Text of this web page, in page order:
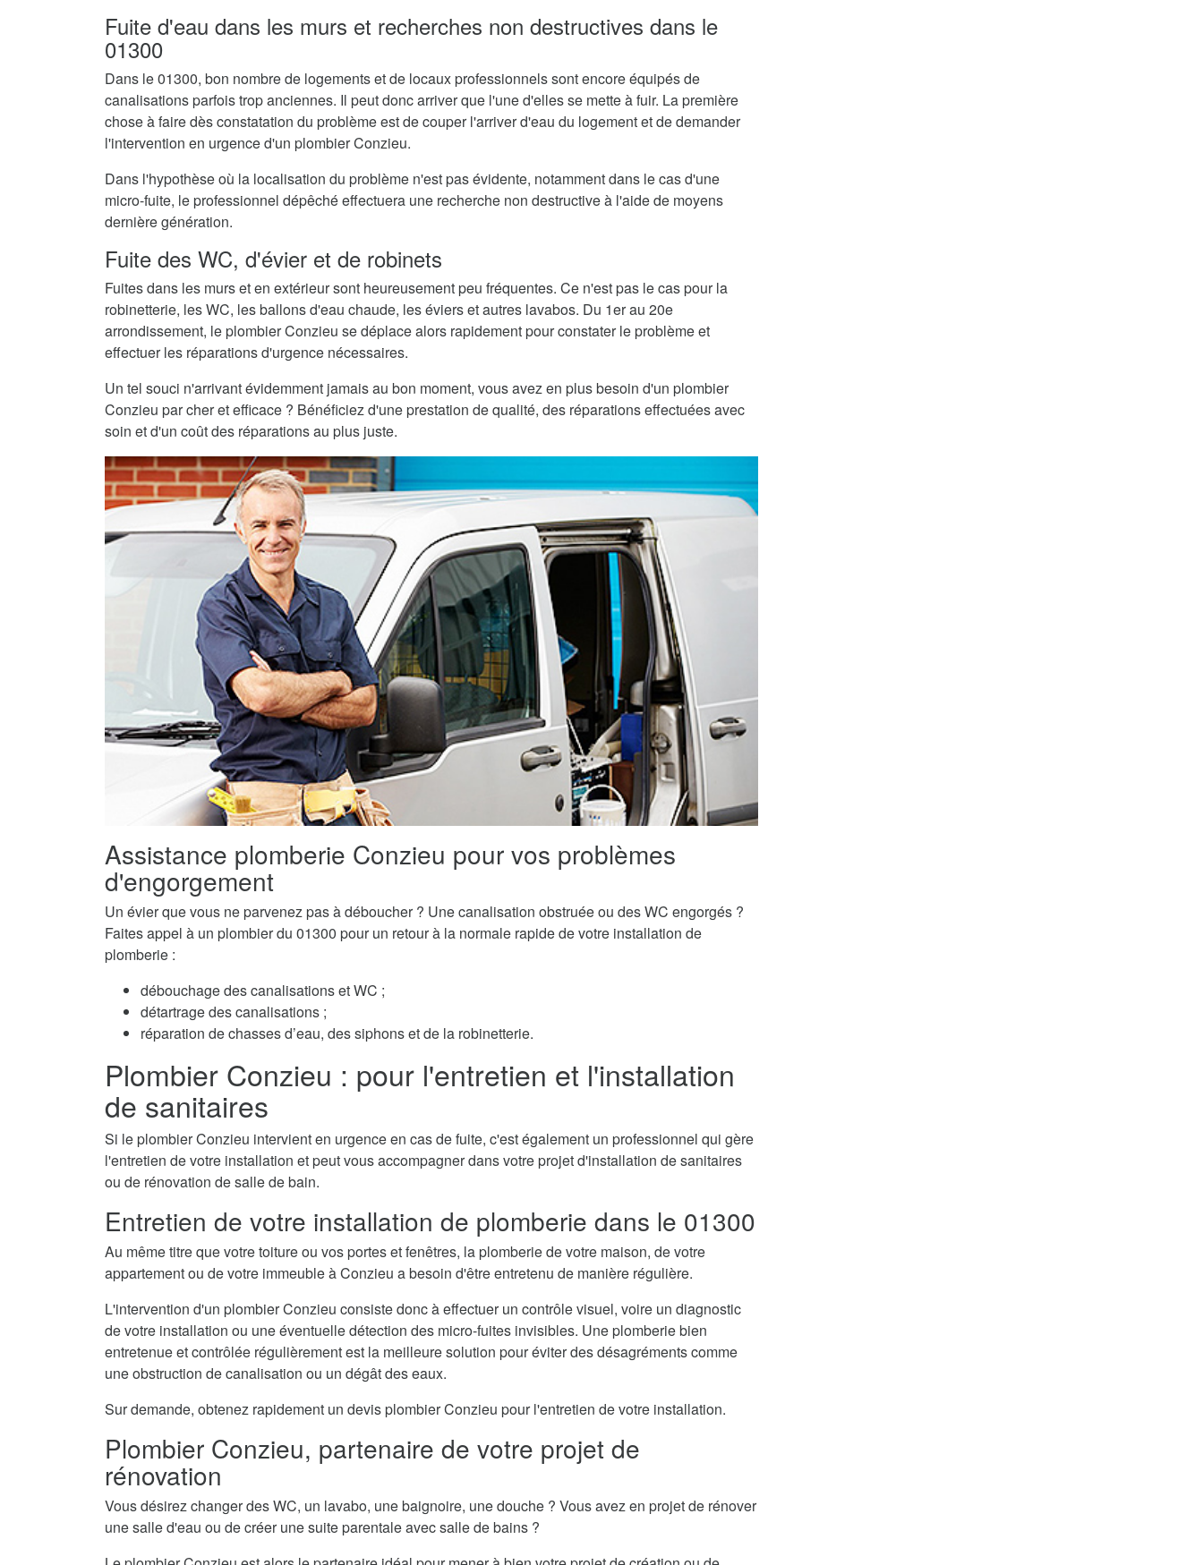
Fuite d'eau dans les murs et recherches non destructives dans le
01300
Dans le 01300, bon nombre de logements et de locaux professionnels sont encore équipés de
canalisations parfois trop anciennes. Il peut donc arriver que l'une d'elles se mette à fuir. La première
chose à faire dès constatation du problème est de couper l'arriver d'eau du logement et de demander
l'intervention en urgence d'un plombier Conzieu.
Dans l'hypothèse où la localisation du problème n'est pas évidente, notamment dans le cas d'une
micro-fuite, le professionnel dépêché effectuera une recherche non destructive à l'aide de moyens
dernière génération.
Fuite des WC, d'évier et de robinets
Fuites dans les murs et en extérieur sont heureusement peu fréquentes. Ce n'est pas le cas pour la
robinetterie, les WC, les ballons d'eau chaude, les éviers et autres lavabos. Du 1er au 20e
arrondissement, le plombier Conzieu se déplace alors rapidement pour constater le problème et
effectuer les réparations d'urgence nécessaires.
Un tel souci n'arrivant évidemment jamais au bon moment, vous avez en plus besoin d'un plombier
Conzieu par cher et efficace ? Bénéficiez d'une prestation de qualité, des réparations effectuées avec
soin et d'un coût des réparations au plus juste.
Assistance plomberie Conzieu pour vos problèmes
d'engorgement
Un évier que vous ne parvenez pas à déboucher ? Une canalisation obstruée ou des WC engorgés ?
Faites appel à un plombier du 01300 pour un retour à la normale rapide de votre installation de
plomberie :
débouchage des canalisations et WC ;
détartrage des canalisations ;
réparation de chasses d’eau, des siphons et de la robinetterie.
Plombier Conzieu : pour l'entretien et l'installation
de sanitaires
Si le plombier Conzieu intervient en urgence en cas de fuite, c'est également un professionnel qui gère
l'entretien de votre installation et peut vous accompagner dans votre projet d'installation de sanitaires
ou de rénovation de salle de bain.
Entretien de votre installation de plomberie dans le 01300
Au même titre que votre toiture ou vos portes et fenêtres, la plomberie de votre maison, de votre
appartement ou de votre immeuble à Conzieu a besoin d'être entretenu de manière régulière.
L'intervention d'un plombier Conzieu consiste donc à effectuer un contrôle visuel, voire un diagnostic
de votre installation ou une éventuelle détection des micro-fuites invisibles. Une plomberie bien
entretenue et contrôlée régulièrement est la meilleure solution pour éviter des désagréments comme
une obstruction de canalisation ou un dégât des eaux.
Sur demande, obtenez rapidement un devis plombier Conzieu pour l'entretien de votre installation.
Plombier Conzieu, partenaire de votre projet de
rénovation
Vous désirez changer des WC, un lavabo, une baignoire, une douche ? Vous avez en projet de rénover
une salle d'eau ou de créer une suite parentale avec salle de bains ?